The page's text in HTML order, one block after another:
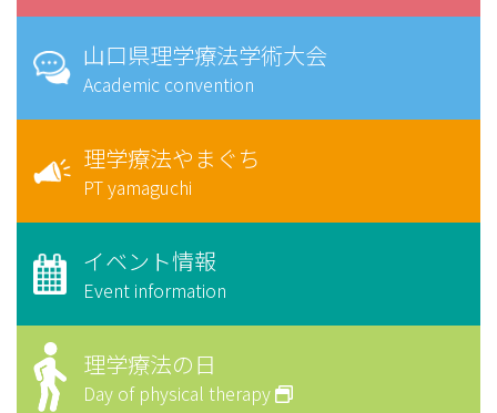
山口県理学療法学術大会
Academic convention
理学療法やまぐち
PT yamaguchi
イベント情報
Event information
理学療法の日
Day of physical therapy